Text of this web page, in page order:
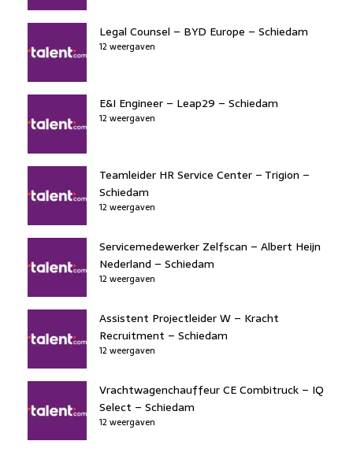
Legal Counsel – BYD Europe – Schiedam
12 weergaven
E&I Engineer – Leap29 – Schiedam
12 weergaven
Teamleider HR Service Center – Trigion –
Schiedam
12 weergaven
Servicemedewerker Zelfscan – Albert Heijn
Nederland – Schiedam
12 weergaven
Assistent Projectleider W – Kracht
Recruitment – Schiedam
12 weergaven
Vrachtwagenchauffeur CE Combitruck – IQ
Select – Schiedam
12 weergaven